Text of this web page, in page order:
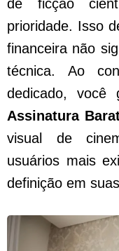
de ficção
prioridade. Isso
financeira não
técnica. Ao
dedicado,
Assinatura
visual de
usuários mais
definição em